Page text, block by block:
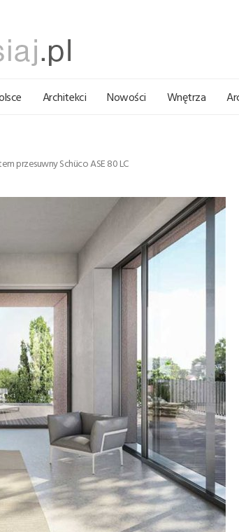
Architekci Nowości Wnętrza
przesuwny Schüco ASE 80 LC